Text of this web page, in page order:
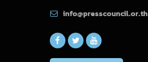
info@presscouncil.or.th